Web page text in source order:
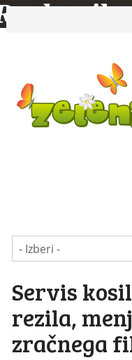
Servis
rezila,
zračnega